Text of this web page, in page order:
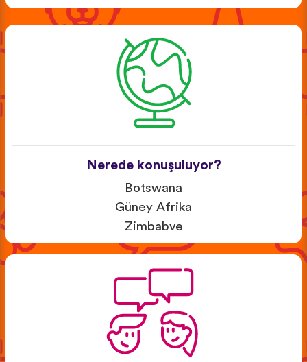
Nerede konuşuluyor?
Botswana
Güney Afrika
Zimbabve